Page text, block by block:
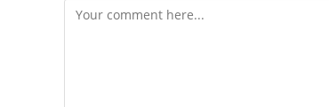
Comment